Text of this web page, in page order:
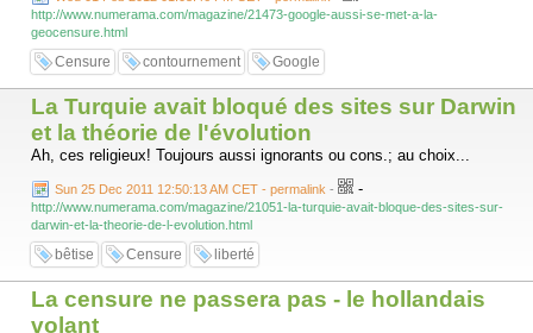
http://www.numerama.com/magazine/21473-google-aussi-se-met-a-la-
geocensure.html
Censure contournement Google
La Turquie avait bloqué des sites sur Darwin
et la théorie de l'évolution
Ah, ces religieux! Toujours aussi ignorants ou cons.; au choix...
Sun 25 Dec 2011 12:50:13 AM CET - permalink - -
http://www.numerama.com/magazine/21051-la-turquie-avait-bloque-des-sites-sur-
darwin-et-la-theorie-de-l-evolution.html
bêtise Censure liberté
La censure ne passera pas - le hollandais
volant